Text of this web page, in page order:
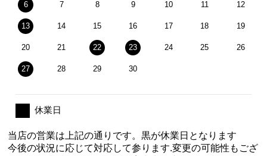
6 7 8 9 10 11 12
13 14 15 16 17 18 19
20 21 22 23 24 25 26
27 28 29 30
休業日
当店の営業は上記の通りです。黒が休業日となります
今後の状況に応じて対応して参ります.変更の可能性もござ